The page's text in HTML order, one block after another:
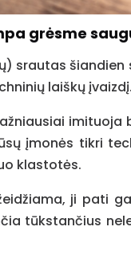
grėsme
srautas
laiškų
imituoja
įmonės tikri
klastotės.
ji pati
tūkstančius